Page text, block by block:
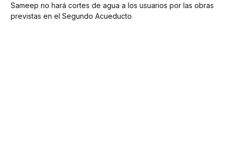
Sameep no hará cortes de agua a los usuarios por las obras
previstas en el Segundo Acueducto